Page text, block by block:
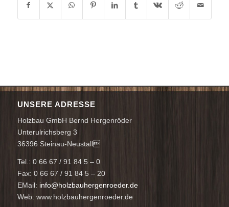
UNSERE ADRESSE
Holzbau GmbH Bernd Hergenröder
Unterulrichsberg 3
36396 Steinau-Neustall
Tel.: 0 66 67 / 91 84 5 – 0
Fax: 0 66 67 / 91 84 5 – 20
EMail: info@holzbauhergenroeder.de
Web: www.holzbauhergenroeder.de